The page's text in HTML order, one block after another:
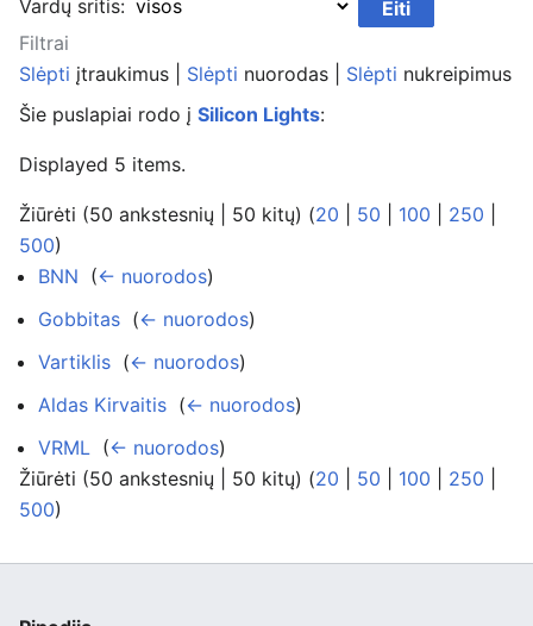
Vardų sritis:
Filtrai
Slėpti įtraukimus | Slėpti nuorodas | Slėpti nukreipimus
Šie puslapiai rodo į Silicon Lights:
Displayed 5 items.
Žiūrėti (50 ankstesnių | 50 kitų) (20 50 100 250
500)
BNN (← nuorodos)
Gobbitas (← nuorodos)
Vartiklis (← nuorodos)
Aldas Kirvaitis (← nuorodos)
VRML (← nuorodos)
Žiūrėti (50 ankstesnių | 50 kitų) (20 50 100 250
500)